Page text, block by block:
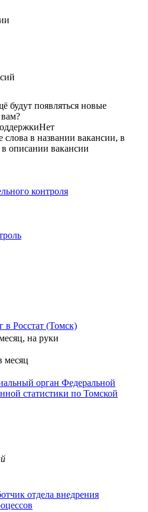
будут появляться новые
Нет
в названии вакансии, в
описании вакансии
контроля
в Росстат (Томск)
на руки
месяц
орган Федеральной
статистики по Томской
отдела внедрения